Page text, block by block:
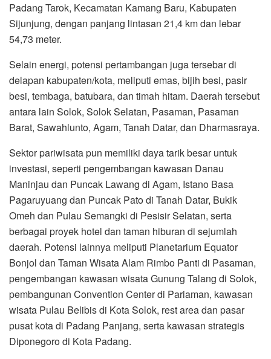
Padang Tarok, Kecamatan Kamang Baru, Kabupaten
Sijunjung, dengan panjang lintasan 21,4 km dan lebar
54,73 meter.
Selain energi, potensi pertambangan juga tersebar di
delapan kabupaten/kota, meliputi emas, bijih besi, pasir
besi, tembaga, batubara, dan timah hitam. Daerah tersebut
antara lain Solok, Solok Selatan, Pasaman, Pasaman
Barat, Sawahlunto, Agam, Tanah Datar, dan Dharmasraya.
Sektor pariwisata pun memiliki daya tarik besar untuk
investasi, seperti pengembangan kawasan Danau
Maninjau dan Puncak Lawang di Agam, Istano Basa
Pagaruyuang dan Puncak Pato di Tanah Datar, Bukik
Omeh dan Pulau Semangki di Pesisir Selatan, serta
berbagai proyek hotel dan taman hiburan di sejumlah
daerah. Potensi lainnya meliputi Planetarium Equator
Bonjol dan Taman Wisata Alam Rimbo Panti di Pasaman,
pengembangan kawasan wisata Gunung Talang di Solok,
pembangunan Convention Center di Pariaman, kawasan
wisata Pulau Belibis di Kota Solok, rest area dan pasar
pusat kota di Padang Panjang, serta kawasan strategis
Diponegoro di Kota Padang.